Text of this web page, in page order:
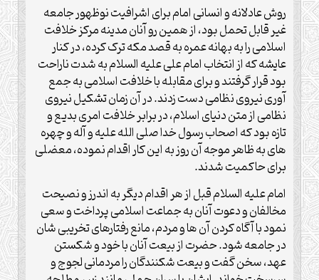
روش عادلانه و انسانی امام برای اشرافیت نوظهور جامعه
غیر قابل تحمل بود، از همین رو آنان مدینه مرکز خلافت
اسلامی را به بهانه عمره به قصد مکه ترک کرده، در کنار
عایشه که از انتخاب امام علی علیه السلام به شدت ناراحت
بود قرار گرفتند و برای مقابله با خلافت اسلامی به جمع
آوری نیروی نظامی دست زدند. در آن زمان تشکیل نیروی
نظامی از متن دنیای اسلام، در برابر خلافت امری بدیع و
تازه بود که اصحاب رسول خدا صلی الله علیه و آله و چهره
های به ظاهر موجه آن روز به این کار اقدام نموده، معضلی
برای حاکمیت شدند.
امام علیه السلام قبل از هر اقدام دیگر به اندرز و نصیحت
مخالفان و دعوت آنان به جماعت اسلامی پرداخت و سعی
نمود با آگاه کردن آن ها و مردم، مانع رفتارهای تخریبی شان
در جامعه شود. حضرت از بیعت آنان با خود و شکستن
عهد، سخن گفت و بیعت شکنندگان را مردمانی لجوج و